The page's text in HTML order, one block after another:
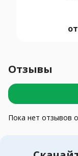
от
Отзывы
Пока нет отзывов